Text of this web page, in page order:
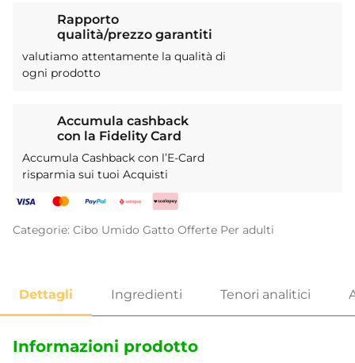
Rapporto
qualità/prezzo garantiti
valutiamo attentamente la qualità di
ogni prodotto
Accumula cashback
con la Fidelity Card
Accumula Cashback con l’E-Card
risparmia sui tuoi Acquisti
Categorie: Cibo Umido Gatto Offerte Per adulti
Informazioni prodotto